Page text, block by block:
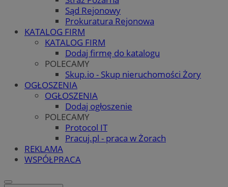
Sąd Rejonowy
Prokuratura Rejonowa
KATALOG FIRM
KATALOG FIRM
Dodaj firmę do katalogu
POLECAMY
Skup.io - Skup nieruchomości Żory
OGŁOSZENIA
OGŁOSZENIA
Dodaj ogłoszenie
POLECAMY
Protocol IT
Pracuj.pl - praca w Żorach
REKLAMA
WSPÓŁPRACA